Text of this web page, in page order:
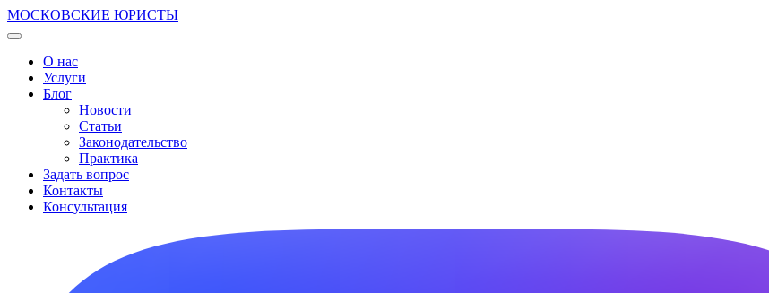
МОСКОВСКИЕ ЮРИСТЫ
О нас
Услуги
Блог
Новости
Статьи
Законодательство
Практика
Задать вопрос
Контакты
Консультация